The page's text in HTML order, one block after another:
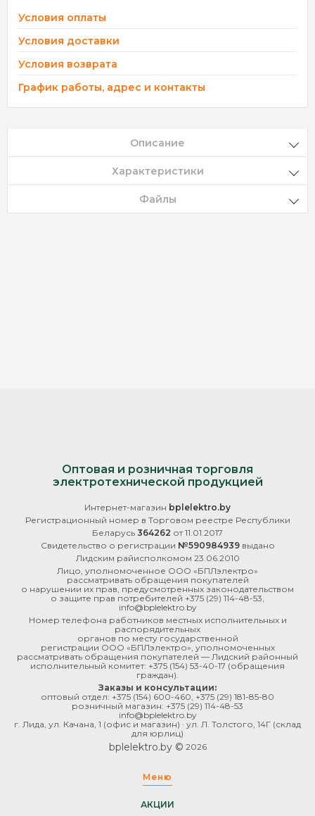
Условия оплаты
Условия доставки
Условия возврата
График работы, адрес и контакты
Описание
Характеристики
Файлы
Оптовая и розничная торговля
электротехнической продукцией
Интернет-магазин bplelektro.by
Регистрационный номер в Торговом реестре Республики
Беларусь 364262 от 11.01.2017
Свидетельство о регистрации №590984939выдано
Лидским райисполкомом 23.06.2010
Лицо, уполномоченное ООО «БПЛэлектро»
рассматривать обращения покупателей
о нарушении их прав, предусмотренных законодательством
о защите прав потребителей +375 (29) 114-48-53
info@bplelektro.by
Номер телефона работников местных исполнительных и
распорядительных
органов по месту государственной
регистрации ООО «БПЛэлектро», уполномоченных
рассматривать обращения покупателей — Лидский районный
исполнительный комитет: +375 (154) 53-40-17 (обращения
граждан).
Заказы и консультации:
оптовый отдел: +375 (154) 600-460 +375 (29) 181-85-80
розничный магазин: +375 (29) 114-48-53
info@bplelektro.by
г. Лида, ул. Качана, 1 (офис и магазин) · ул. Л. Толстого, 14Г (склад
для юрлиц)
bplelektro.by © 2026
Меню
АКЦИИ